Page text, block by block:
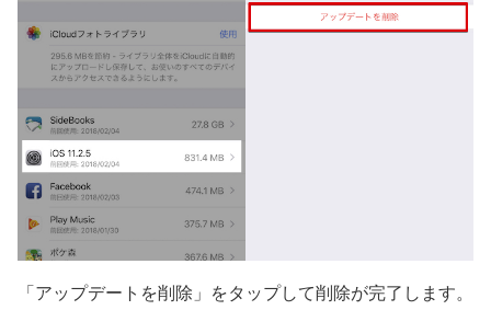
「アップデートを削除」をタップして削除が完了します。